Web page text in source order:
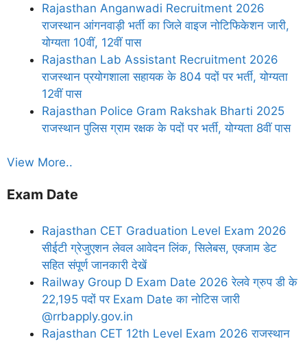
Rajasthan Anganwadi Recruitment 2026
राजस्थान आंगनवाड़ी भर्ती का जिले वाइज नोटिफिकेशन जारी,
योग्यता 10वीं, 12वीं पास
Rajasthan Lab Assistant Recruitment 2026
राजस्थान प्रयोगशाला सहायक के 804 पदों पर भर्ती, योग्यता
12वीं पास
Rajasthan Police Gram Rakshak Bharti 2025
राजस्थान पुलिस ग्राम रक्षक के पदों पर भर्ती, योग्यता 8वीं पास
View More..
Exam Date
Rajasthan CET Graduation Level Exam 2026
सीईटी ग्रेजुएशन लेवल आवेदन लिंक, सिलेबस, एक्जाम डेट
सहित संपूर्ण जानकारी देखें
Railway Group D Exam Date 2026 रेलवे ग्रुप डी के
22,195 पदों पर Exam Date का नोटिस जारी
@rrbapply.gov.in
Rajasthan CET 12th Level Exam 2026 राजस्थान